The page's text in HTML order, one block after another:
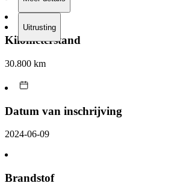
Uitrusting
Kilometerstand
30.800 km
Datum van inschrijving
2024-06-09
Brandstof